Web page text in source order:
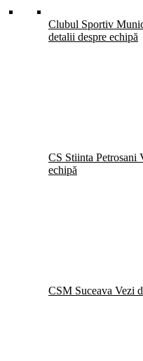
Clubul Sportiv
detalii despre echipă
CS Stiinta Petrosani
echipă
CSM Suceava Vezi